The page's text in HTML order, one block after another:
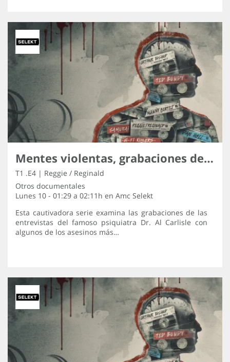
Mentes violentas, grabaciones de los asesinos
T1 .E4 | Reggie / Reginald
Otros documentales
Lunes 10 - 01:29 a 02:11h en Amc Selekt
Esta cautivadora serie examina las grabaciones de las
entrevistas del famoso psiquiatra Dr. Al Carlisle con
algunos de los asesinos más…